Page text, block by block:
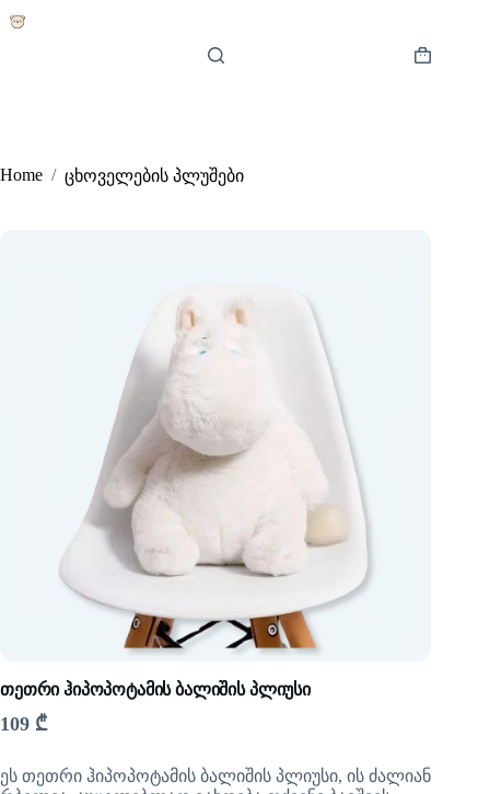
to
Shopping
Home / ცხოველების პლუშები
თეთრი ჰიპოპოტამის ბალიშის პლიუსი
109 ₾
ეს თეთრი ჰიპოპოტამის ბალიშის პლიუსი, ის ძალიან